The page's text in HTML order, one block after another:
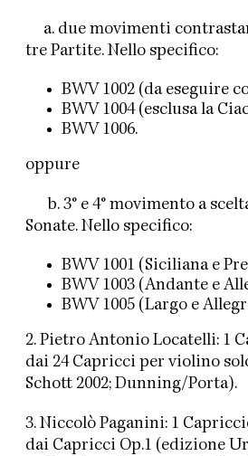
a. due movimenti
tre Partite. Nello specifico:
BWV 1002 (da eseguire
BWV 1004 (esclusa la
BWV 1006.
oppure
b. 3° e 4° movimento a
Sonate. Nello specifico:
BWV 1001 (Siciliana e
BWV 1003 (Andante e
BWV 1005 (Largo e
2. Pietro Antonio Locatelli: 1
dai 24 Capricci per violino
Schott 2002; Dunning/Porta).
3. Niccolò Paganini: 1
dai Capricci Op.1 (edizione